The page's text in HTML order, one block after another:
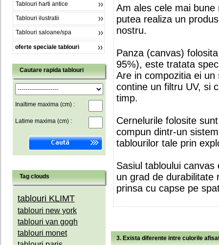
Tablouri harti antice
Tablouri ilustratii
Tablouri saloane/spa
oferte speciale tablouri
Cautare rapida tablouri
Inaltime maxima (cm) :
Latime maxima (cm) :
Tag clouds
tablouri KLIMT
tablouri new york
tablouri van gogh
tablouri monet
Am ales cele mai
putea realiza un
nostru.
Panza (canvas)
95%), este tratata
Are in compozitia ei
contine un filtru UV, si
timp.
Cernelurile folosite
compun dintr-un
tablourilor tale prin
Sasiul tabloului
un grad de durabilitate
prinsa cu capse pe
3. Exista diferente intre culorile